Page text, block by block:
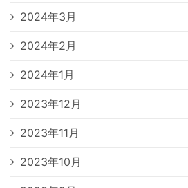
2024年3月
2024年2月
2024年1月
2023年12月
2023年11月
2023年10月